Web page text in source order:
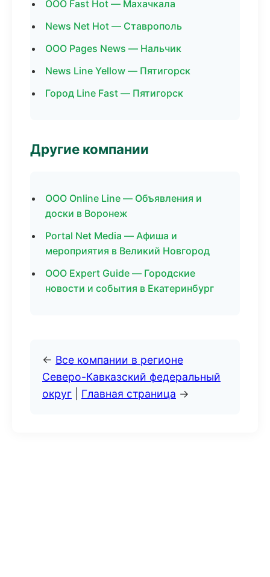
ООО Fast Hot — Махачкала
News Net Hot — Ставрополь
ООО Pages News — Нальчик
News Line Yellow — Пятигорск
Город Line Fast — Пятигорск
Другие компании
ООО Online Line — Объявления и
доски в Воронеж
Portal Net Media — Афиша и
мероприятия в Великий Новгород
ООО Expert Guide — Городские
новости и события в Екатеринбург
← Все компании в регионе
Северо-Кавказский федеральный
округ
Главная страница →